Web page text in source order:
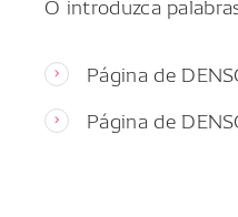
Página de
Página de